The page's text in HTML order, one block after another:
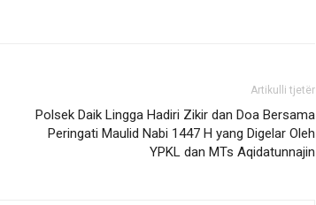
Artikulli tjetër
Polsek Daik Lingga Hadiri Zikir dan Doa Bersama
Peringati Maulid Nabi 1447 H yang Digelar Oleh
YPKL dan MTs Aqidatunnajin